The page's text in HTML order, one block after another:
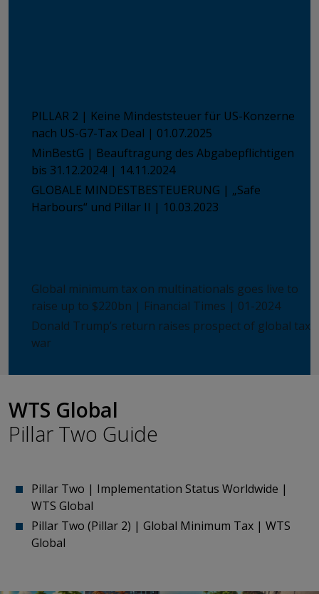
PILLAR 2 | Keine Mindeststeuer für US-Konzerne
nach US-G7-Tax Deal | 01.07.2025
MinBestG | Beauftragung des Abgabepflichtigen
bis 31.12.2024! | 14.11.2024
GLOBALE MINDESTBESTEUERUNG | „Safe
Harbours“ und Pillar II | 10.03.2023
Global minimum tax on multinationals goes live to
raise up to $220bn | Financial Times | 01-2024
Donald Trump’s return raises prospect of global tax
war
WTS Global
Pillar Two Guide
Pillar Two | Implementation Status Worldwide |
WTS Global
Pillar Two (Pillar 2) | Global Minimum Tax | WTS
Global